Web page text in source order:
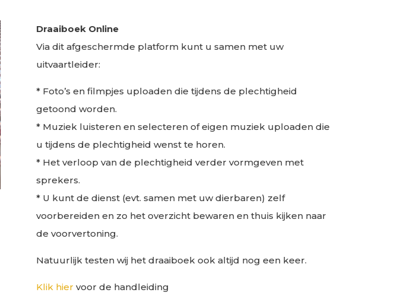
Draaiboek Online
Via dit afgeschermde platform kunt u samen met uw
uitvaartleider:
* Foto’s en filmpjes uploaden die tijdens de plechtigheid
getoond worden.
* Muziek luisteren en selecteren of eigen muziek uploaden die
u tijdens de plechtigheid wenst te horen.
* Het verloop van de plechtigheid verder vormgeven met
sprekers.
* U kunt de dienst (evt. samen met uw dierbaren) zelf
voorbereiden en zo het overzicht bewaren en thuis kijken naar
de voorvertoning.
Natuurlijk testen wij het draaiboek ook altijd nog een keer.
Klik hier voor de handleiding